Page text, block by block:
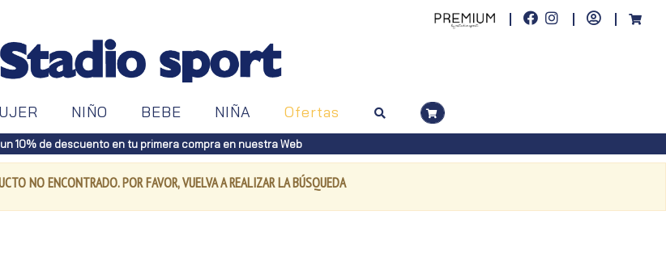
NIÑO BEBE NIÑA Ofertas
10% de descuento en tu primera compra en nuestra Web
NO ENCONTRADO. POR FAVOR, VUELVA A REALIZAR LA BÚSQUEDA